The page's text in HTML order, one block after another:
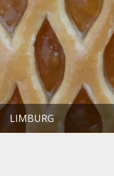
LIMBURG